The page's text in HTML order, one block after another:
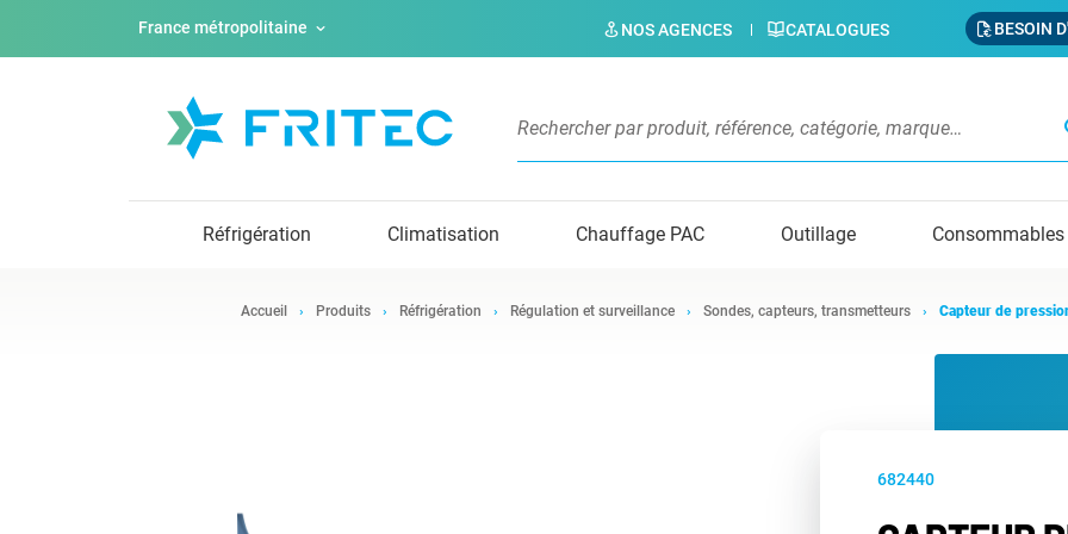
France métropolitaine NOS AGENCES CATALOGUES BESOIN
Réfrigération Climatisation Chauffage PAC Outillage Consommables
Accueil Produits Réfrigération Régulation et surveillance Sondes, capteurs, transmetteurs Capteur de
682440